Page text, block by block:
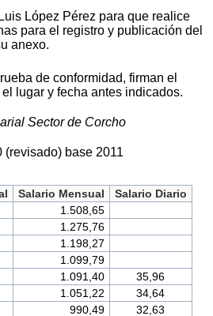
López Pérez para que realice
para el registro y publicación del
anexo.
de conformidad, firman el
lugar y fecha antes indicados.
Sector de Corcho
(revisado) base 2011
Salario Mensual
Salario Diario
1.508,65
1.275,76
1.198,27
1.099,79
1.091,40
35,96
1.051,22
34,64
990,49 32,63